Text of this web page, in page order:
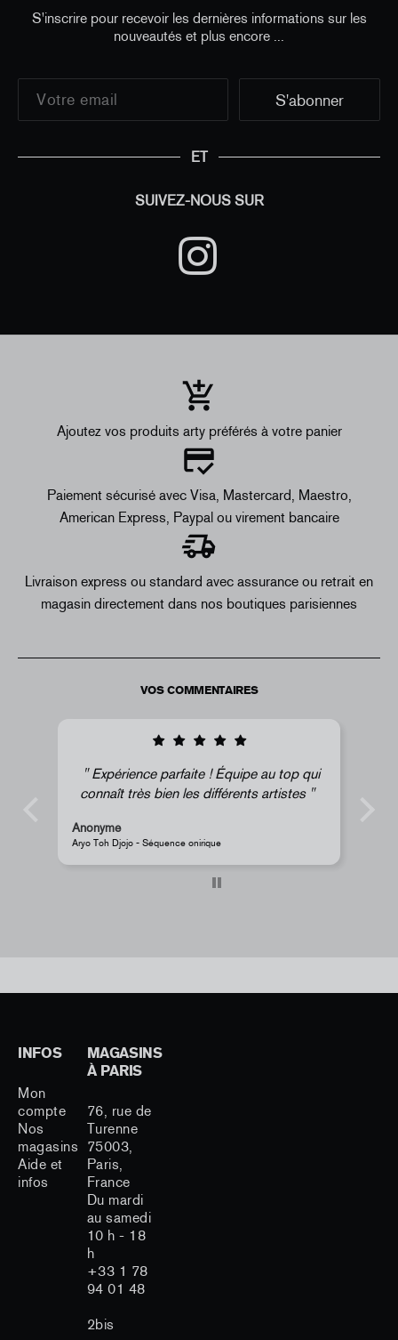
S'inscrire pour recevoir les dernières informations sur les
nouveautés et plus encore ...
ET
SUIVEZ-NOUS SUR
Ajoutez vos produits arty préférés à votre panier
Paiement sécurisé avec Visa, Mastercard, Maestro,
American Express, Paypal ou virement bancaire
Livraison express ou standard avec assurance ou retrait en
magasin directement dans nos boutiques parisiennes
VOS COMMENTAIRES
Super !
JR - Aimant classique « La Caverne du Pont-Neuf »
INFOS
Mon
compte
Nos
magasins
Aide et
infos
MAGASINS
À PARIS
76, rue de
Turenne
75003,
Paris,
France
Du mardi
au samedi
10 h - 18
h
+33 1 78
94 01 48
2bis